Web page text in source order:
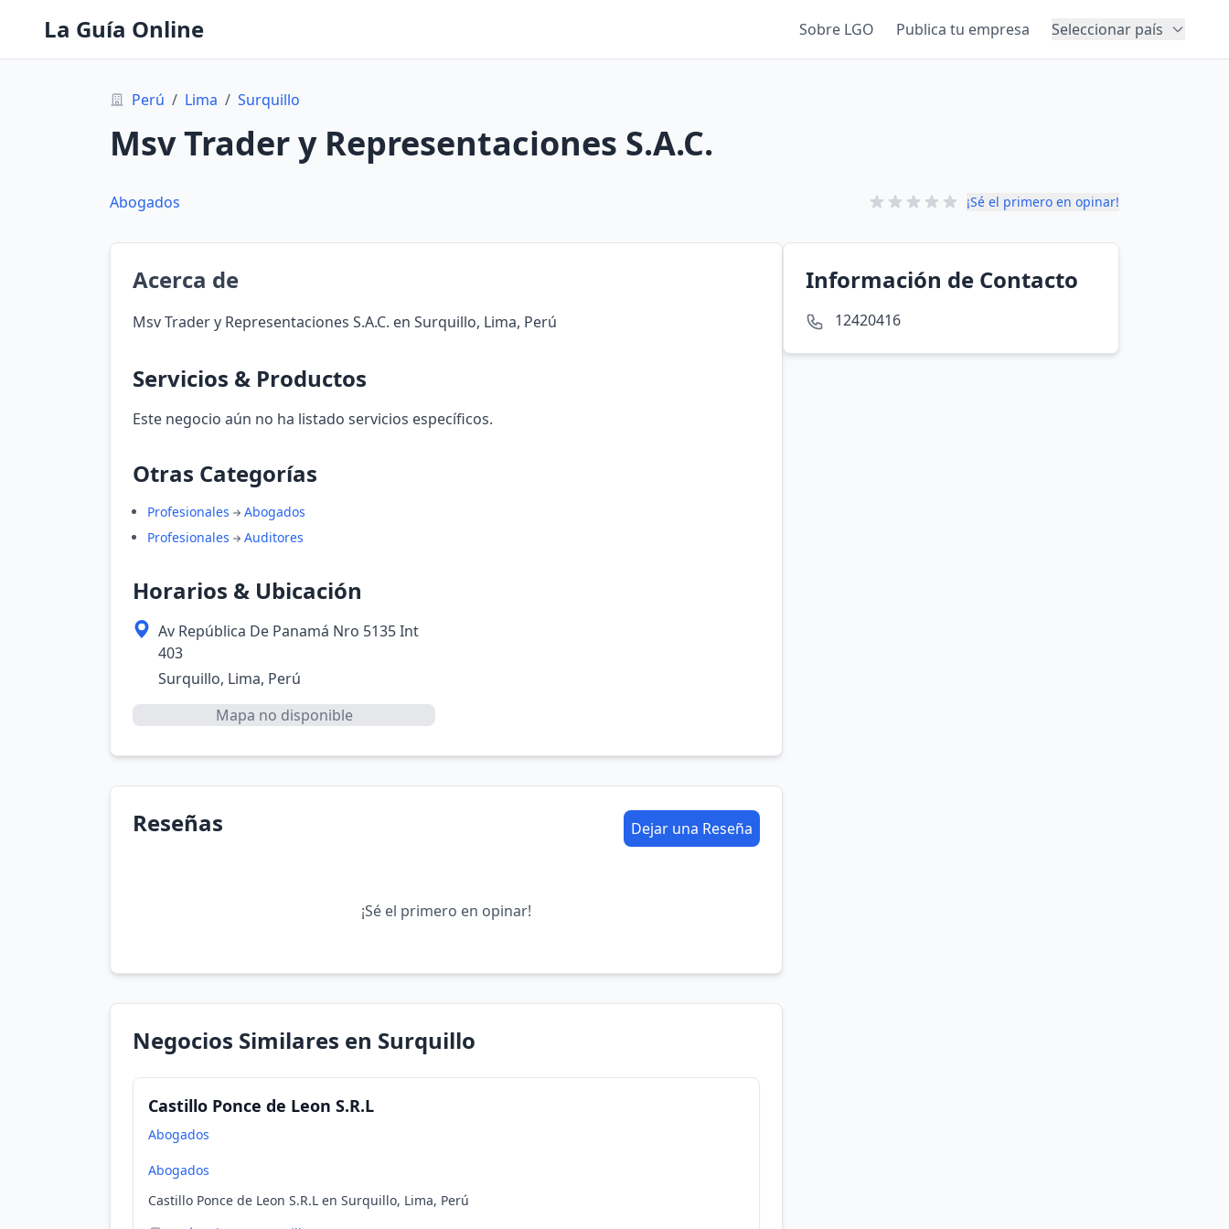
La Guía Online Sobre LGO Publica tu empresa Seleccionar país
Perú / Lima / Surquillo
Msv Trader y Representaciones S.A.C.
Abogados ¡Sé el primero en opinar!
Acerca de
Msv Trader y Representaciones S.A.C. en Surquillo, Lima, Perú
Servicios & Productos
Este negocio aún no ha listado servicios específicos.
Otras Categorías
Profesionales
Abogados
Profesionales
Auditores
Horarios & Ubicación
Av República De Panamá Nro 5135 Int
403
Surquillo, Lima, Perú
Mapa no disponible
Reseñas Dejar una Reseña
¡Sé el primero en opinar!
Negocios Similares en Surquillo
Castillo Ponce de Leon S.R.L
Abogados
Abogados
Castillo Ponce de Leon S.R.L en Surquillo, Lima, Perú
Información de Contacto
12420416